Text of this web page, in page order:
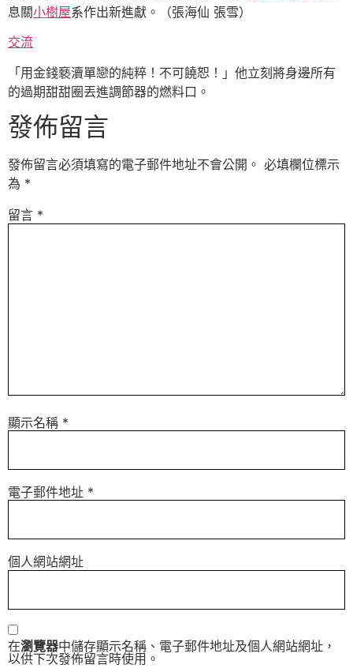
息關小樹屋系作出新進獻。（張海仙 張雪）
交流
「用金錢褻瀆單戀的純粹！不可饒恕！」他立刻將身邊所有
的過期甜甜圈丟進調節器的燃料口。
發佈留言
發佈留言必須填寫的電子郵件地址不會公開。 必填欄位標示
為 *
留言 *
顯示名稱 *
電子郵件地址 *
個人網站網址
在瀏覽器中儲存顯示名稱、電子郵件地址及個人網站網址，
以供下次發佈留言時使用。